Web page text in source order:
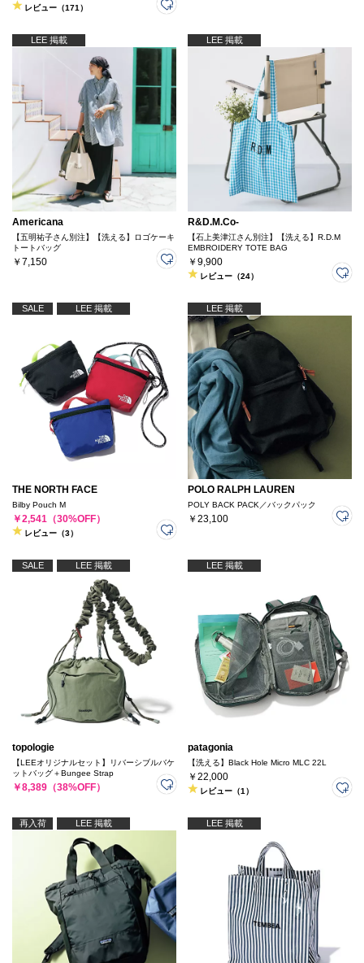
レビュー（171）
LEE 掲載
Americana
【五明祐子さん別注】【洗える】ロゴケーキ
トートバッグ
￥7,150
LEE 掲載
R&D.M.Co-
【石上美津江さん別注】【洗える】R.D.M
EMBROIDERY TOTE BAG
￥9,900
レビュー（24）
SALE LEE 掲載
THE NORTH FACE
Bilby Pouch M
￥2,541（30%OFF）
レビュー（3）
LEE 掲載
POLO RALPH LAUREN
POLY BACK PACK／バックパック
￥23,100
SALE LEE 掲載
topologie
【LEEオリジナルセット】リバーシブルバケ
ットバッグ＋Bungee Strap
￥8,389（38%OFF）
LEE 掲載
patagonia
【洗える】Black Hole Micro MLC 22L
￥22,000
レビュー（1）
再入荷 LEE 掲載 LEE 掲載